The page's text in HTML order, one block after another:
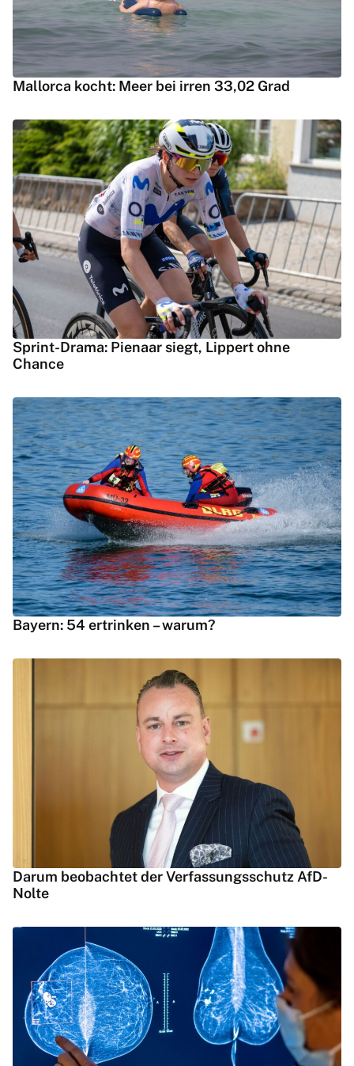
Mallorca kocht: Meer bei irren 33,02 Grad
Sprint-Drama: Pienaar siegt, Lippert ohne
Chance
Bayern: 54 ertrinken – warum?
Darum beobachtet der Verfassungsschutz AfD-
Nolte